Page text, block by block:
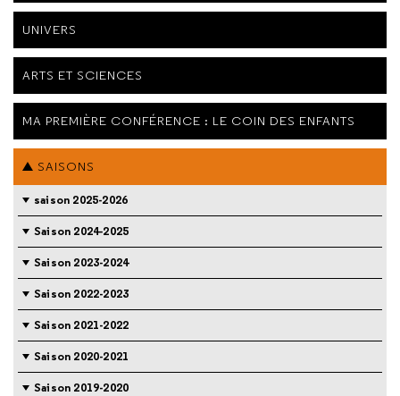
UNIVERS
ARTS ET SCIENCES
MA PREMIÈRE CONFÉRENCE : LE COIN DES ENFANTS
SAISONS
saison 2025-2026
Saison 2024-2025
Saison 2023-2024
Saison 2022-2023
Saison 2021-2022
Saison 2020-2021
Saison 2019-2020